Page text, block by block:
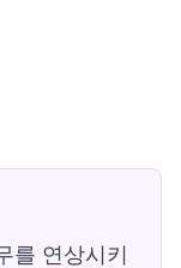
를 연상시키